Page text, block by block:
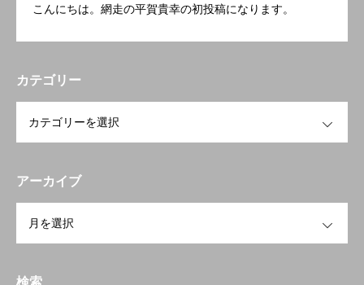
こんにちは。網走の平賀貴幸の初投稿になります。
カテゴリー
アーカイブ
検索